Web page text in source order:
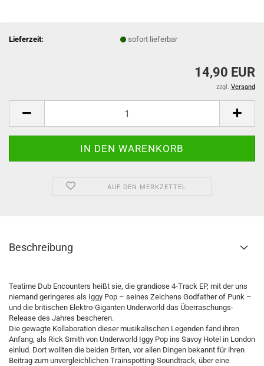
Lieferzeit: sofort lieferbar
14,90 EUR
zzgl. Versand
AUF DEN MERKZETTEL
Beschreibung
Teatime Dub Encounters heißt sie, die grandiose 4-Track EP, mit der uns
niemand geringeres als Iggy Pop – seines Zeichens Godfather of Punk –
und die britischen Elektro-Giganten Underworld das Überraschungs-
Release des Jahres bescheren.
Die gewagte Kollaboration dieser musikalischen Legenden fand ihren
Anfang, als Rick Smith von Underworld Iggy Pop ins Savoy Hotel in London
einlud. Dort wollten die beiden Briten, vor allen Dingen bekannt für ihren
Beitrag zum unvergleichlichen Trainspotting-Soundtrack, über eine